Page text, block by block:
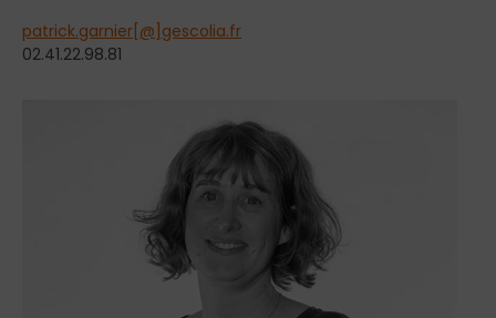
patrick.garnier[@]gescolia.fr
02.41.22.98.81